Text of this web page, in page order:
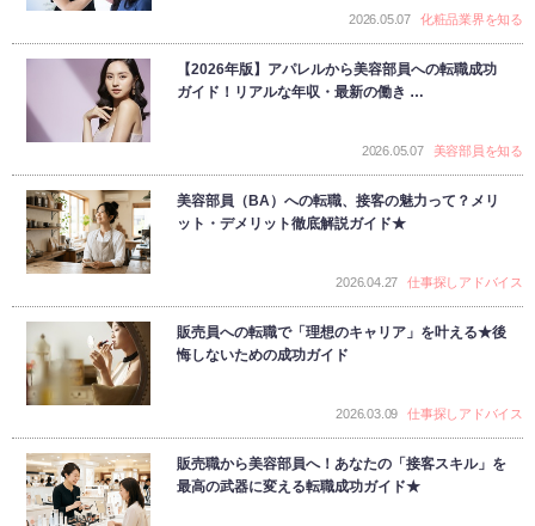
2026.05.07 化粧品業界を知る
【2026年版】アパレルから美容部員への転職成功
ガイド！リアルな年収・最新の働き …
2026.05.07 美容部員を知る
美容部員（BA）への転職、接客の魅力って？メリ
ット・デメリット徹底解説ガイド★
2026.04.27 仕事探しアドバイス
販売員への転職で「理想のキャリア」を叶える★後
悔しないための成功ガイド
2026.03.09 仕事探しアドバイス
販売職から美容部員へ！あなたの「接客スキル」を
最高の武器に変える転職成功ガイド★